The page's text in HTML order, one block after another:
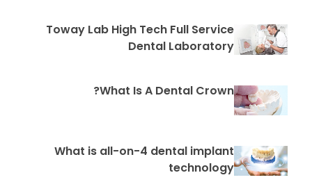
Toway Lab High Tech Full Service
Dental Laboratory
What Is A Dental Crown?
What is all-on-4 dental implant
technology